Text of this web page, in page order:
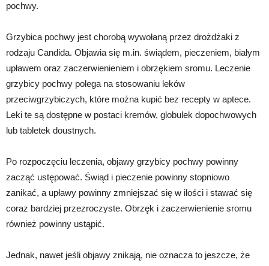
pochwy.
Grzybica pochwy jest chorobą wywołaną przez drożdżaki z
rodzaju Candida. Objawia się m.in. świądem, pieczeniem, białym
upławem oraz zaczerwienieniem i obrzękiem sromu. Leczenie
grzybicy pochwy polega na stosowaniu leków
przeciwgrzybiczych, które można kupić bez recepty w aptece.
Leki te są dostępne w postaci kremów, globulek dopochwowych
lub tabletek doustnych.
Po rozpoczęciu leczenia, objawy grzybicy pochwy powinny
zacząć ustępować. Świąd i pieczenie powinny stopniowo
zanikać, a upławy powinny zmniejszać się w ilości i stawać się
coraz bardziej przezroczyste. Obrzęk i zaczerwienienie sromu
również powinny ustąpić.
Jednak, nawet jeśli objawy znikają, nie oznacza to jeszcze, że